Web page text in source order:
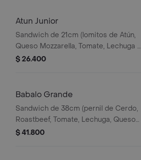
Atun Junior
Sandwich de 21cm (lomitos de Atún,
Queso Mozzarella, Tomate, Lechuga y
Mayonesa Real)
$ 26.400
Babalo Grande
Sandwich de 38cm (pernil de Cerdo,
Roastbeef, Tomate, Lechuga, Queso
Mozzarella, Salsa BBQ y Salsa de Ajo)
$ 41.800